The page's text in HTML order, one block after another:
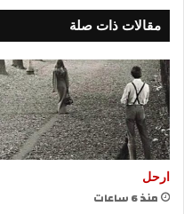
مقالات ذات صلة
ارحل
منذ 6 ساعات